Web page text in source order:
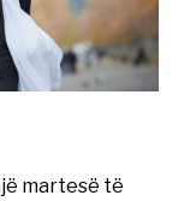
martesë të